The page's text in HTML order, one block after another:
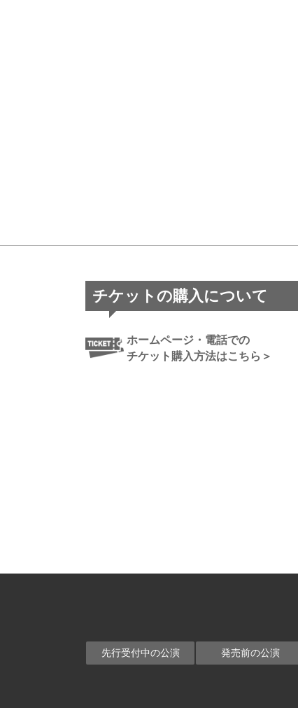
チケットの購入について
ホームページ・電話での
チケット購入方法はこちら＞
先行受付中の公演 発売前の公演